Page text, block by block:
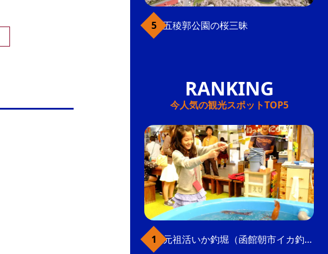
五稜郭公園の桜三昧
今人気の観光スポットTOP5
元祖活いか釣堀（函館朝市イカ釣り体験）